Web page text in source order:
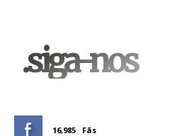
.siga-nos
16,985 Fãs